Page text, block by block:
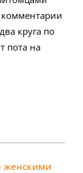
круга по
пота на
женскими